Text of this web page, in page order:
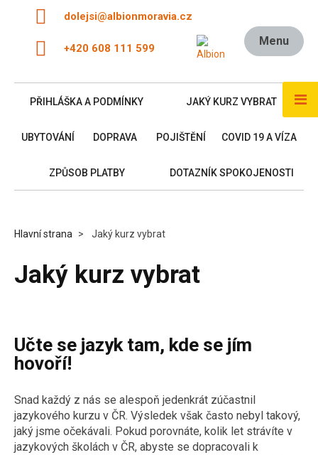
dolejsi@albionmoravia.cz
+420 608 111 599
Menu
PŘIHLÁŠKA A PODMÍNKY JAKÝ KURZ VYBRAT
UBYTOVÁNÍ DOPRAVA POJIŠTĚNÍ COVID 19 A VÍZA
ZPŮSOB PLATBY DOTAZNÍK SPOKOJENOSTI
Hlavní strana Jaký kurz vybrat
Jaký kurz vybrat
Učte se jazyk tam, kde se jím
hovoří!
Snad každý z nás se alespoň jedenkrát zúčastnil
jazykového kurzu v ČR. Výsledek však často nebyl takový,
jaký jsme očekávali. Pokud porovnáte, kolik let strávíte v
jazykových školách v ČR, abyste se dopracovali k